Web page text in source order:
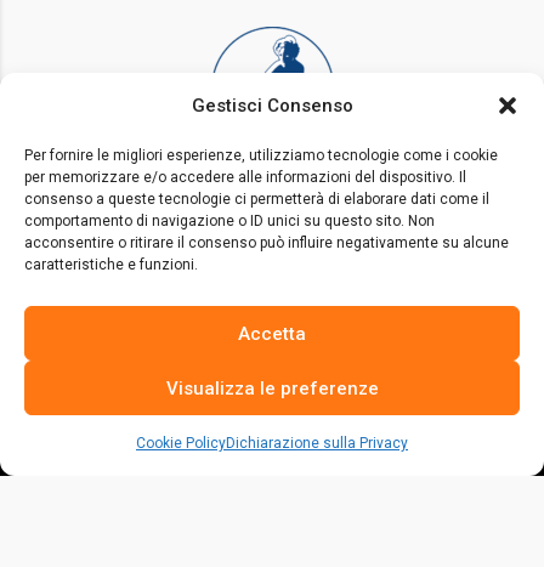
Gestisci Consenso
Per fornire le migliori esperienze, utilizziamo tecnologie come i cookie
per memorizzare e/o accedere alle informazioni del dispositivo. Il
consenso a queste tecnologie ci permetterà di elaborare dati come il
comportamento di navigazione o ID unici su questo sito. Non
acconsentire o ritirare il consenso può influire negativamente su alcune
caratteristiche e funzioni.
Accetta
Visualizza le preferenze
Cookie PolicyDichiarazione sulla Privacy